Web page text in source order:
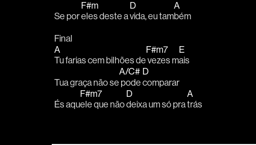
Se por
F#m
eles deste a
D
vida, eu tam
A
bém
Final
A
Tu farias cem bilhões de
F#m7
vezes m
E
ais
Tua graça não se
A/C#
pode
D
comparar
És aqu
F#m7
ele que não
D
deixa um só pra
A
trás